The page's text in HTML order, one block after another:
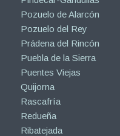
Pozuelo de Alarcón
Pozuelo del Rey
Prádena del Rincón
Puebla de la Sierra
Puentes Viejas
Quijorna
Rascafría
Redueña
Ribatejada